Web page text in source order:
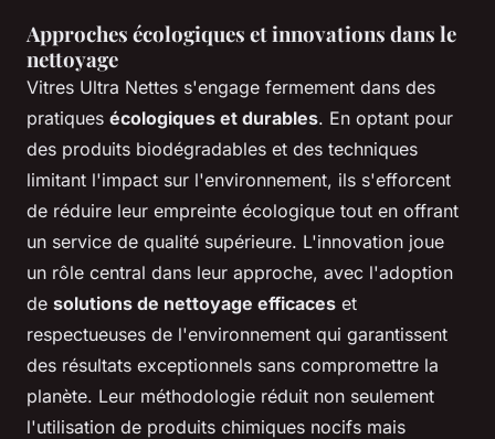
Approches écologiques et innovations dans le
nettoyage
Vitres Ultra Nettes s'engage fermement dans des
pratiques écologiques et durables. En optant pour
des produits biodégradables et des techniques
limitant l'impact sur l'environnement, ils s'efforcent
de réduire leur empreinte écologique tout en offrant
un service de qualité supérieure. L'innovation joue
un rôle central dans leur approche, avec l'adoption
de solutions de nettoyage efficaces et
respectueuses de l'environnement qui garantissent
des résultats exceptionnels sans compromettre la
planète. Leur méthodologie réduit non seulement
l'utilisation de produits chimiques nocifs mais